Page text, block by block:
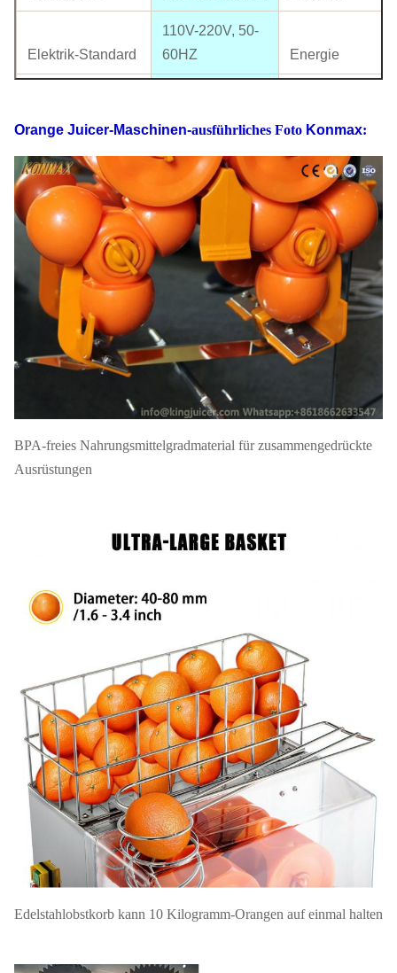
Elektrik-Standard
110V-220V, 50-
60HZ
Energie
40' Hauptquartier-
Laden
290PCS UHRKETTE
20' FT-Laden 120PCS Garantie
Orange Juicer-Maschinen-ausführliches Foto Konmax:
BPA-freies Nahrungsmittelgradmaterial für zusammengedrückte
Ausrüstungen
Edelstahlobstkorb kann 10 Kilogramm-Orangen auf einmal halten